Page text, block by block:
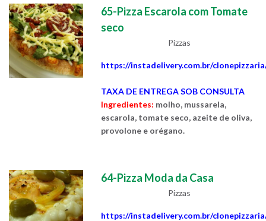
65-Pizza Escarola com Tomate
seco
Pizzas
https://instadelivery.com.br/
TAXA DE ENTREGA SOB CONSULTA
Ingredientes: molho, mussarela,
escarola, tomate seco, azeite de oliva,
provolone e orégano.
64-Pizza Moda da Casa
Pizzas
https://instadelivery.com.br/